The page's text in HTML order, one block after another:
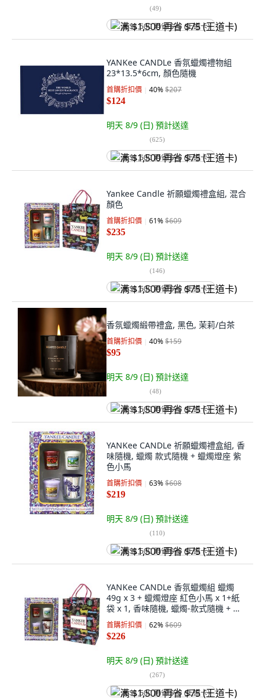
(49)
满 $1,500 再省 $75 (王道卡)
YANKee CANDLe 香氛蠟燭禮物組
23*13.5*6cm, 顏色隨機
首購折扣價 40%$207
$124
明天 8/9 (日) 預計送達
(625)
满 $1,500 再省 $75 (王道卡)
Yankee Candle 祈願蠟燭禮盒組, 混合
顏色
首購折扣價 61%$609
$235
明天 8/9 (日) 預計送達
(146)
满 $1,500 再省 $75 (王道卡)
香氛蠟燭緞帶禮盒, 黑色, 茉莉/白茶
首購折扣價 40%$159
$95
明天 8/9 (日) 預計送達
(48)
满 $1,500 再省 $75 (王道卡)
YANKee CANDLe 祈願蠟燭禮盒組, 香
味隨機, 蠟燭 款式隨機 + 蠟燭燈座 紫
色小馬
首購折扣價 63%$608
$219
明天 8/9 (日) 預計送達
(110)
满 $1,500 再省 $75 (王道卡)
YANKee CANDLe 香氛蠟燭組 蠟燭
49g x 3 + 蠟燭燈座 紅色小馬 x 1+紙
袋 x 1, 香味隨機, 蠟燭-款式隨機 + 蠟
燭燈座 紅色小馬
首購折扣價 62%$609
$226
明天 8/9 (日) 預計送達
(267)
满 $1,500 再省 $75 (王道卡)